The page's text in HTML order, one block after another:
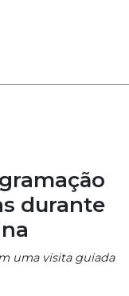
durante
uma visita guiada